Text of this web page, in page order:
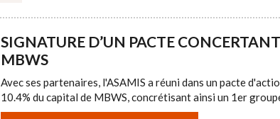
SIGNATURE D’UN PACTE
MBWS
Avec ses partenaires, l'ASAMIS a réuni dans un pacte
10.4% du capital de MBWS, concrétisant ainsi un 1er